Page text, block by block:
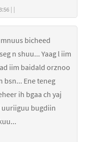
хэзээ бичсэн: 2011-10-18 13:56 | |
bicheed
n shuu... Yaag l iim
iim baidald orznoo
bsn... Ene teneg
ih bgaa ch yaj
uuriiguu bugdiin